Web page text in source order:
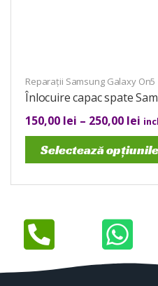
Reparații Samsung Galaxy On5
Înlocuire capac spate
150,00 lei – 250,00 lei
Selectează opțiunile